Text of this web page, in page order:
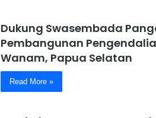
Dukung Swasembada
Pembangunan
Wanam, Papua Selatan
Read More »